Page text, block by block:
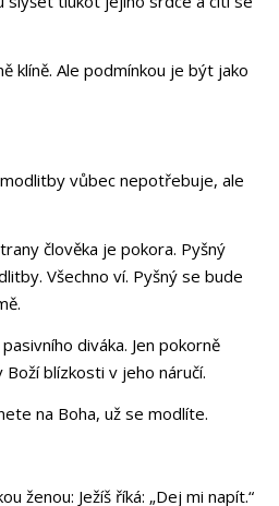
klíně. Ale podmínkou je být jako
vůbec nepotřebuje, ale
člověka je pokora. Pyšný
Všechno ví. Pyšný se bude
diváka. Jen pokorně
blízkosti v jeho náručí.
na Boha, už se modlíte.
ženou: Ježíš říká: „Dej mi napít.“